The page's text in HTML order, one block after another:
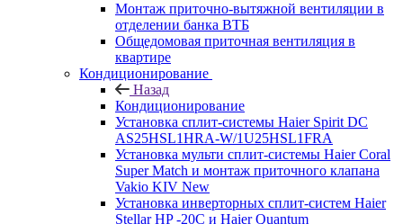
Монтаж приточно-вытяжной вентиляции в
отделении банка ВТБ
Общедомовая приточная вентиляция в
квартире
Кондиционирование
Назад
Кондиционирование
Установка сплит-системы Haier Spirit DC
AS25HSL1HRA-W/1U25HSL1FRA
Установка мульти сплит-системы Haier Coral
Super Match и монтаж приточного клапана
Vakio KIV New
Установка инверторных сплит-систем Haier
Stellar HP -20С и Haier Quantum